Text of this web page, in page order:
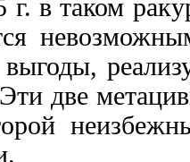
г. в таком
две